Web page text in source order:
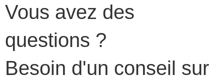
Vous avez des
questions ?
Besoin d'un conseil sur